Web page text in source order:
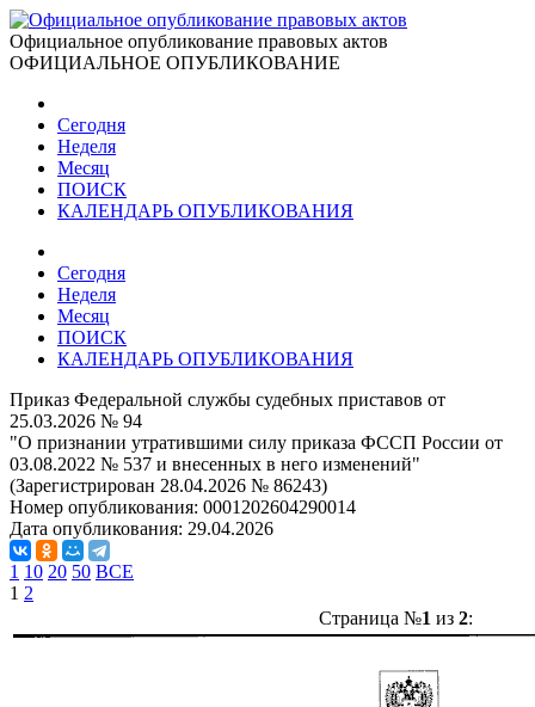
Официальное опубликование правовых актов
ОФИЦИАЛЬНОЕ ОПУБЛИКОВАНИЕ
Сегодня
Неделя
Месяц
ПОИСК
КАЛЕНДАРЬ ОПУБЛИКОВАНИЯ
Сегодня
Неделя
Месяц
ПОИСК
КАЛЕНДАРЬ ОПУБЛИКОВАНИЯ
Приказ Федеральной службы судебных приставов от
25.03.2026 № 94
"О признании утратившими силу приказа ФССП России от
03.08.2022 № 537 и внесенных в него изменений"
(Зарегистрирован 28.04.2026 № 86243)
Номер опубликования: 0001202604290014
Дата опубликования: 29.04.2026
1 10 20 50 ВСЕ
1 2
Страница №1 из 2: